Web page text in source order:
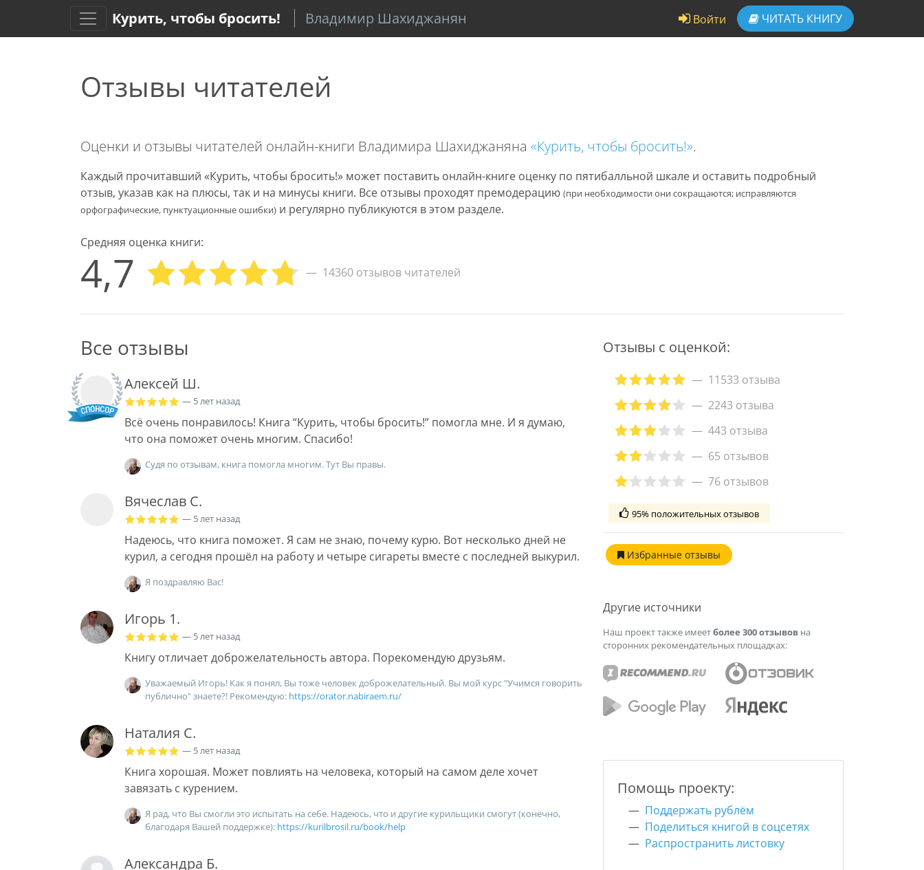
Курить, чтобы бросить! Владимир Шахиджанян Войти ЧИТАТЬ КНИГУ
Отзывы читателей
Оценки и отзывы читателей онлайн-книги Владимира Шахиджаняна «Курить, чтобы бросить!».
Каждый прочитавший «Курить, чтобы бросить!» может поставить онлайн-книге оценку по пятибалльной шкале и оставить подробный
отзыв, указав как на плюсы, так и на минусы книги. Все отзывы проходят премодерацию (при необходимости они сокращаются; исправляются
орфографические, пунктуационные ошибки) и регулярно публикуются в этом разделе.
Средняя оценка книги:
4,7 14360 отзывов читателей
Все отзывы
Алексей Ш.
— 5 лет назад
Всë очень понравилось! Книга “Курить, чтобы бросить!” помогла мне. И я думаю,
что она поможет очень многим. Спасибо!
Судя по отзывам, книга помогла многим. Тут Вы правы.
Вячеслав С.
— 5 лет назад
Надеюсь, что книга поможет. Я сам не знаю, почему курю. Вот несколько дней не
курил, а сегодня прошёл на работу и четыре сигареты вместе с последней выкурил.
Я поздравляю Вас!
Игорь 1.
— 5 лет назад
Книгу отличает доброжелательность автора. Порекомендую друзьям.
Уважаемый Игорь! Как я понял, Вы тоже человек доброжелательный. Вы мой курс "Учимся говорить
публично" знаете?! Рекомендую: https://orator.nabiraem.ru/
Наталия С.
— 5 лет назад
Книга хорошая. Может повлиять на человека, который на самом деле хочет
завязать с курением.
Я рад, что Вы смогли это испытать на себе. Надеюсь, что и другие курильщики смогут (конечно,
благодаря Вашей поддержке): https://kurilbrosil.ru/book/help
Александра Б.
Отзывы с оценкой:
11533 отзыва
2243 отзыва
443 отзыва
65 отзывов
76 отзывов
95% положительных отзывов
Избранные отзывы
Другие источники
Наш проект также имеетболее 300 отзывов на
сторонних рекомендательных площадках:
Помощь проекту:
Поддержать рублём
Поделиться книгой в соцсетях
Распространить листовку